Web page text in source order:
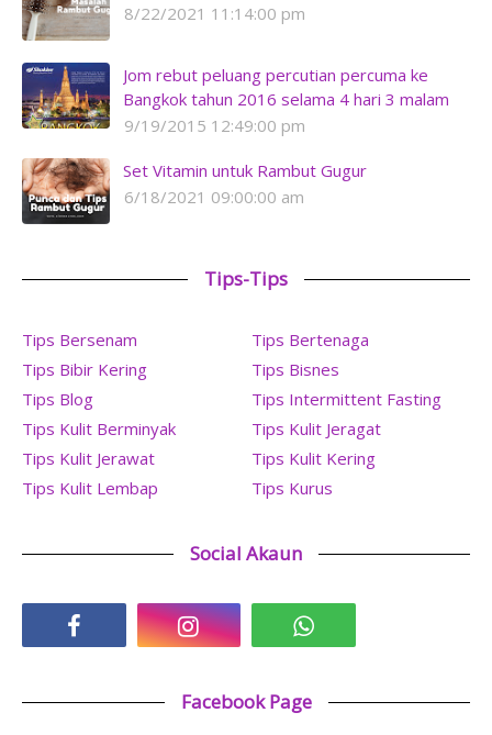
8/22/2021 11:14:00 pm
Jom rebut peluang percutian percuma ke
Bangkok tahun 2016 selama 4 hari 3 malam
9/19/2015 12:49:00 pm
Set Vitamin untuk Rambut Gugur
6/18/2021 09:00:00 am
Tips-Tips
Tips Bersenam
Tips Bertenaga
Tips Bibir Kering
Tips Bisnes
Tips Blog
Tips Intermittent Fasting
Tips Kulit Berminyak
Tips Kulit Jeragat
Tips Kulit Jerawat
Tips Kulit Kering
Tips Kulit Lembap
Tips Kurus
Social Akaun
Facebook Page